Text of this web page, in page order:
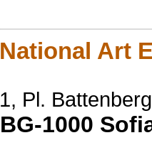
National Art
1, Pl. Battenberg
BG-1000